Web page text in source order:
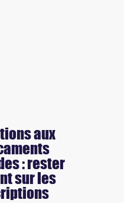
aux
: rester
sur les